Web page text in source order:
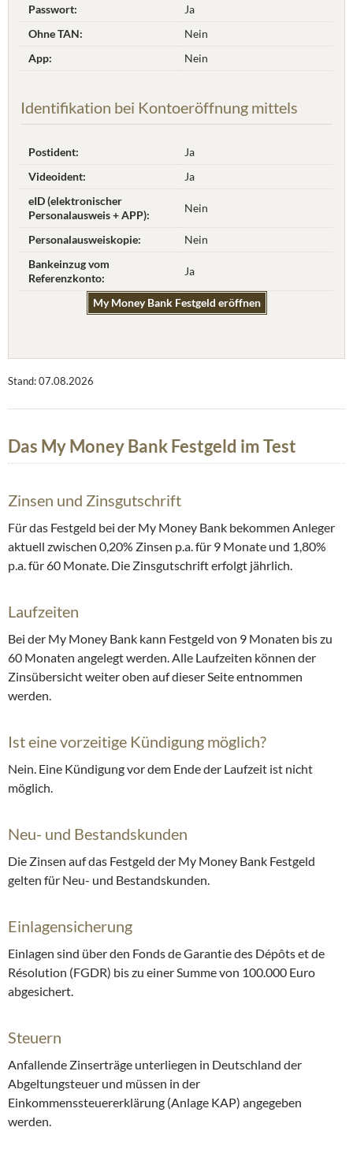
Passwort:
Ja
Ohne TAN:
Nein
App:
Nein
Identifikation bei Kontoeröffnung mittels
Postident:
Ja
Videoident:
Ja
eID (elektronischer
Personalausweis + APP):
Nein
Personalausweiskopie:
Nein
Bankeinzug vom
Referenzkonto:
Ja
My Money Bank Festgeld eröffnen
Stand: 07.08.2026
Das My Money Bank Festgeld im Test
Zinsen und Zinsgutschrift
Für das Festgeld bei der My Money Bank bekommen Anleger
aktuell zwischen 0,20% Zinsen p.a. für 9 Monate und 1,80%
p.a. für 60 Monate. Die Zinsgutschrift erfolgt jährlich.
Laufzeiten
Bei der My Money Bank kann Festgeld von 9 Monaten bis zu
60 Monaten angelegt werden. Alle Laufzeiten können der
Zinsübersicht weiter oben auf dieser Seite entnommen
werden.
Ist eine vorzeitige Kündigung möglich?
Nein. Eine Kündigung vor dem Ende der Laufzeit ist nicht
möglich.
Neu- und Bestandskunden
Die Zinsen auf das Festgeld der My Money Bank Festgeld
gelten für Neu- und Bestandskunden.
Einlagensicherung
Einlagen sind über den Fonds de Garantie des Dépôts et de
Résolution (FGDR) bis zu einer Summe von 100.000 Euro
abgesichert.
Steuern
Anfallende Zinserträge unterliegen in Deutschland der
Abgeltungsteuer und müssen in der
Einkommenssteuererklärung (Anlage KAP) angegeben
werden.